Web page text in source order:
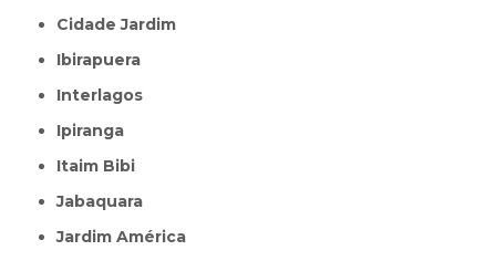
Cidade Jardim
Ibirapuera
Interlagos
Ipiranga
Itaim Bibi
Jabaquara
Jardim América